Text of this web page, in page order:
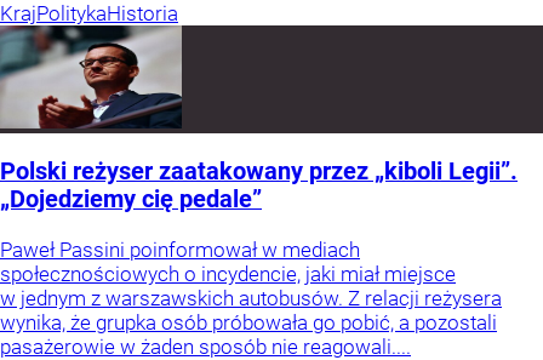
KrajPolitykaHistoria
Polski reżyser zaatakowany przez „kiboli Legii”.
„Dojedziemy cię pedale”
Paweł Passini poinformował w mediach
społecznościowych o incydencie, jaki miał miejsce
w jednym z warszawskich autobusów. Z relacji reżysera
wynika, że grupka osób próbowała go pobić, a pozostali
pasażerowie w żaden sposób nie reagowali....